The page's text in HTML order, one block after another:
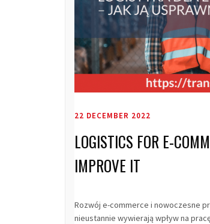
22 DECEMBER 2022
LOGISTICS FOR E-
IMPROVE IT
Rozwój e-commerce i nowoczesne
nieustannie wywierają wpływ na